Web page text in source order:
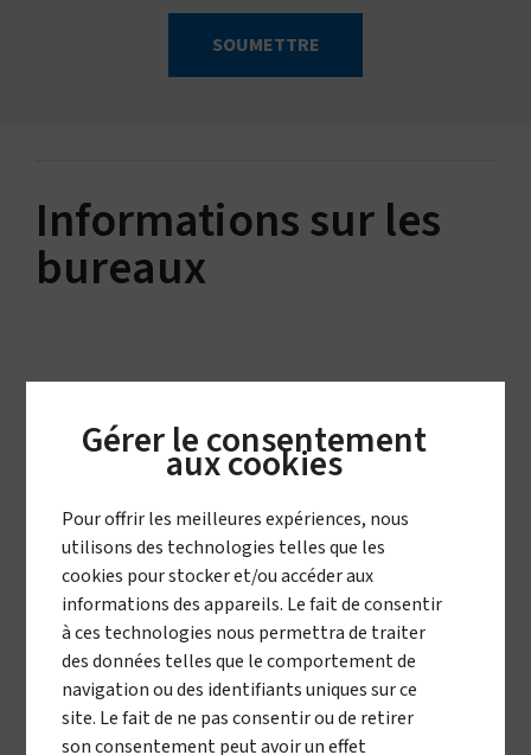
SOUMETTRE
Informations sur les
bureaux
Suisse (Siège social)
CH-1003 Lausanne
Suisse
+41(0) 21 310 7333
OBTENIR L'ITINÉRAIRE
Gérer le consentement
aux cookies
Pour offrir les meilleures expériences, nous
utilisons des technologies telles que les
cookies pour stocker et/ou accéder aux
informations des appareils. Le fait de consentir
à ces technologies nous permettra de traiter
des données telles que le comportement de
navigation ou des identifiants uniques sur ce
site. Le fait de ne pas consentir ou de retirer
son consentement peut avoir un effet